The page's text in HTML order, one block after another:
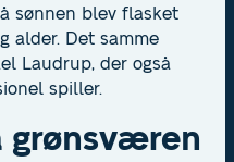
sønnen blev flasket
alder. Det samme
Laudrup, der også
spiller.
grønsværen